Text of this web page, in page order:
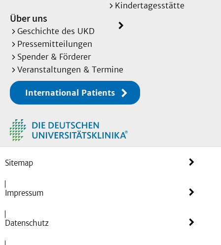
Kindertagesstätte
Über uns
Geschichte des UKD
Pressemitteilungen
Spender & Förderer
Veranstaltungen & Termine
International Patients
Sitemap
Impressum
Datenschutz